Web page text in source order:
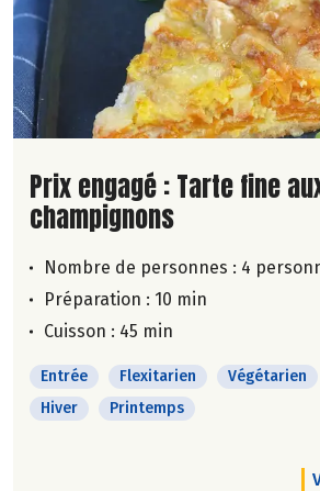
Lire la suite de la recette
Prix engagé : Tarte fine
champignons
Nombre de personnes : 4
Préparation : 10 min
Cuisson : 45 min
Entrée Flexitarien Végétarien
Hiver
Printemps